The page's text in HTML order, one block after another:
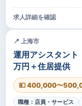
求人詳細を確認
📍 上海市
運用アシスタン
万円＋住居提供
💴 400,000〜
職種：店員・サービス